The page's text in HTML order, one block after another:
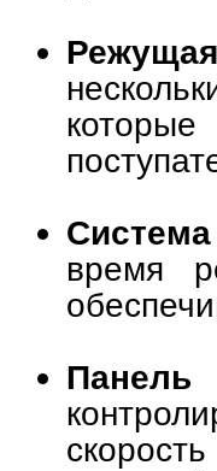
время
Панель